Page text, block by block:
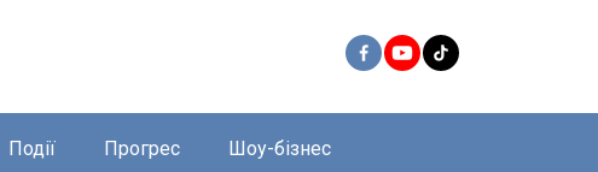
Події Прогрес Шоу-бізнес